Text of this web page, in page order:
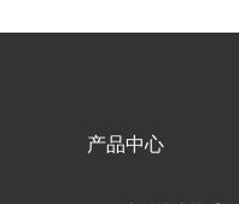
产品中心